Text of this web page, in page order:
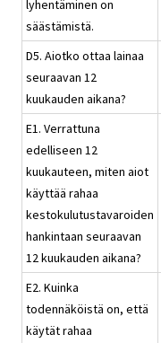
lyhentäminen on
säästämistä.
D5. Aiotko ottaa lainaa
seuraavan 12
kuukauden aikana?
E1. Verrattuna
edelliseen 12
kuukauteen, miten aiot
käyttää rahaa
kestokulutustavaroiden
hankintaan seuraavan
12 kuukauden aikana?
E2. Kuinka
todennäköistä on, että
käytät rahaa